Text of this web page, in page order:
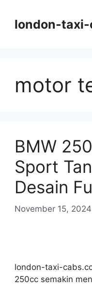
london-taxi-
motor
BMW
Sport
Desain
November 15, 2024
london-taxi-
250cc semakin